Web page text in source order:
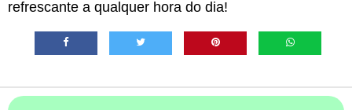
refrescante a qualquer hora do dia!